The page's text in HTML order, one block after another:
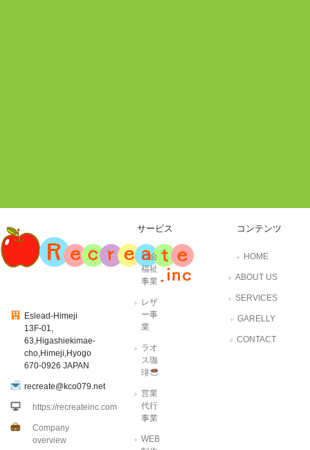
Eslead-Himeji
13F-01,
63,Higashiekimae-
cho,Himeji,Hyogo
670-0926 JAPAN
recreate@kco079.net
https://recreateinc.com
Company
overview
サービス
社会
福祉
事業
レザ
ー事
業
ラオ
ス珈
琲
営業
代行
事業
WEB
コンテンツ
HOME
ABOUT US
SERVICES
GARELLY
CONTACT